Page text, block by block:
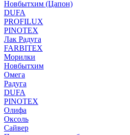
Новбытхим (Цапон)
DUFA
PROFILUX
PINOTEX
Лак Радуга
FARBITEX
Морилки
Новбытхим
Омега
Радуга
DUFA
PINOTEX
Олифа
Оксоль
Сайвер